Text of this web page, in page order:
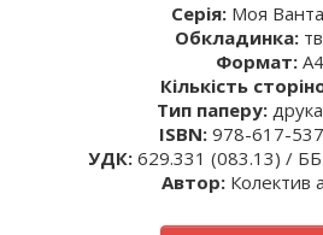
Серія: Моя
Обкладинка:
Формат: А4
Кількість
Тип паперу:
ISBN:978-617-
УДК:629.331 (083.13) /
Автор:Колектив